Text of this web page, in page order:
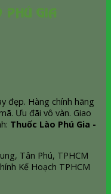
đẹp. Hàng chính hãng
Ưu đãi vô vàn. Giao
Thuốc Lào Phú Gia -
Tân Phú, TPHCM
Kế Hoạch TPHCM